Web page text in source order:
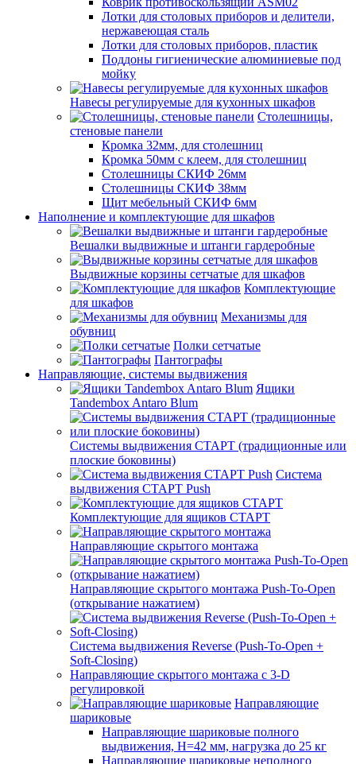
Лотки для столовых приборов и делители,
нержавеющая сталь
Лотки для столовых приборов, пластик
Поддоны гигиенические алюминиевые под
мойку
Навесы регулируемые для кухонных шкафов
Столешницы,
стеновые панели
Кромка 32мм, для столешниц
Кромка 50мм с клеем, для столешниц
Столешницы СКИФ 26мм
Столешницы СКИФ 38мм
Щит мебельный СКИФ 6мм
Наполнение и комплектующие для шкафов
Вешалки выдвижные и штанги гардеробные
Выдвижные корзины сетчатые для шкафов
Комплектующие
для шкафов
Механизмы для
обувниц
Полки сетчатые
Пантографы
Направляющие, системы выдвижения
Ящики
Tandembox Antaro Blum
Системы выдвижения СТАРТ (традиционные или
плоские боковины)
Система
выдвижения СТАРТ Push
Комплектующие для ящиков СТАРТ
Направляющие скрытого монтажа
Направляющие скрытого монтажа Push-To-Open
(открывание нажатием)
Система выдвижения Reverse (Push-To-Open +
Soft-Closing)
Направляющие скрытого монтажа с 3-D
регулировкой
Направляющие
шариковые
Направляющие шариковые полного
выдвижения, H=42 мм, нагрузка до 25 кг
Направляющие шариковые неполного